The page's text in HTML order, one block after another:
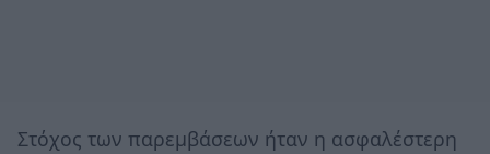
Στόχος των παρεμβάσεων ήταν η ασφαλέστερη